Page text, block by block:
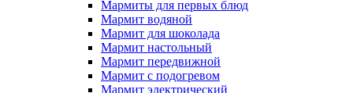
Мармиты для первых блюд
Мармит водяной
Мармит для шоколада
Мармит настольный
Мармит передвижной
Мармит с подогревом
Мармит электрический